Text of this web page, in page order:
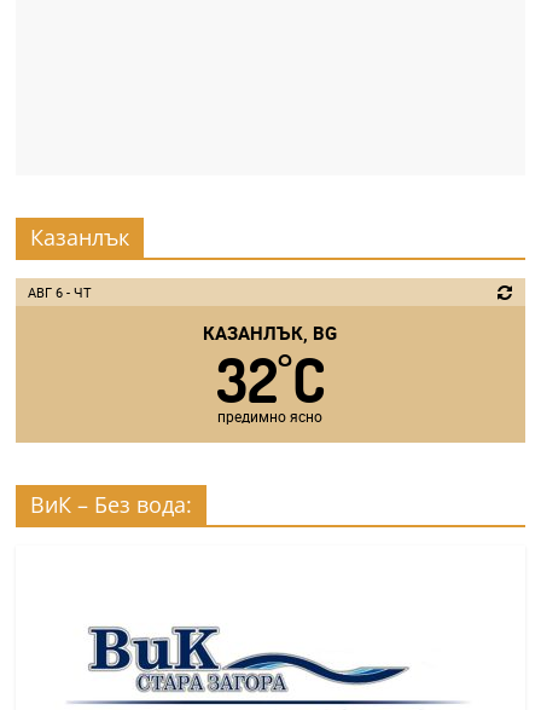
Казанлък
АВГ 6 - ЧТ
КАЗАНЛЪК, BG
32°C
предимно ясно
ВиК – Без вода: